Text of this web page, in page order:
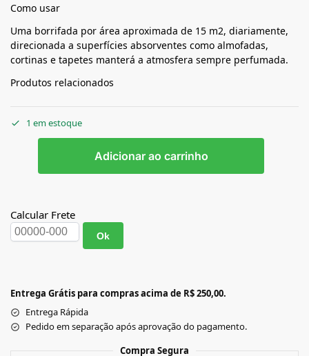
Como usar
Uma borrifada por área aproximada de 15 m2, diariamente,
direcionada a superfícies absorventes como almofadas,
cortinas e tapetes manterá a atmosfera sempre perfumada.
Produtos relacionados
1 em estoque
Adicionar ao carrinho
Calcular Frete
Ok
Entrega Grátis para compras acima de R$ 250,00.
Entrega Rápida
Pedido em separação após aprovação do pagamento.
Compra Segura